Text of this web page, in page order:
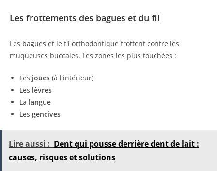
Les frottements des bagues et du fil
Les bagues et le fil orthodontique frottent contre les
muqueuses buccales. Les zones les plus touchées :
Les joues (à l'intérieur)
Les lèvres
La langue
Les gencives
Lire aussi : Dent qui pousse derrière dent de lait :
causes, risques et solutions